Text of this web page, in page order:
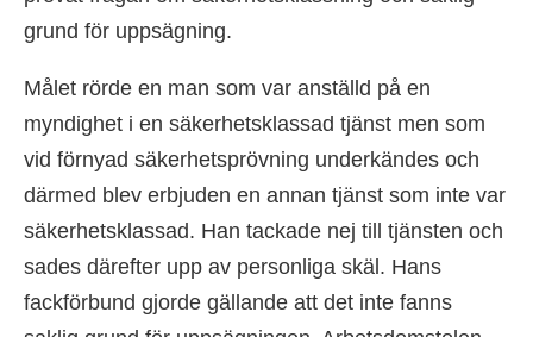
grund för uppsägning.
Målet rörde en man som var anställd på en
myndighet i en säkerhetsklassad tjänst men som
vid förnyad säkerhetsprövning underkändes och
därmed blev erbjuden en annan tjänst som inte var
säkerhetsklassad. Han tackade nej till tjänsten och
sades därefter upp av personliga skäl. Hans
fackförbund gjorde gällande att det inte fanns